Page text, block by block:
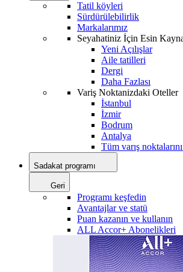
Tatil köyleri
Sürdürülebilirlik
Markalarımız
Seyahatiniz İçin Esin
Yeni Açılışlar
Aile tatilleri
Dergi
Daha Fazlası
Variş Noktanizdaki Oteller
İstanbul
İzmir
Bodrum
Antalya
Tüm varış
Sadakat programı
Geri
Programı keşfedin
Avantajlar ve statü
Puan kazanın ve kullanın
ALL Accor+ Abonelikleri